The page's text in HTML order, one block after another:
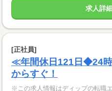
求人詳
[正社員]
≪年間休日121日◆24
からすぐ！
※この求人情報はディップの転職